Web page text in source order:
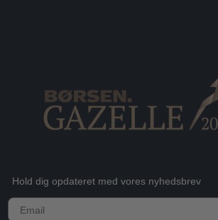
Hold dig opdateret med vores nyhedsbrev
E-mail